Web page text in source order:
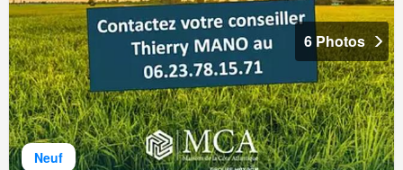
Neuf
6 Photos